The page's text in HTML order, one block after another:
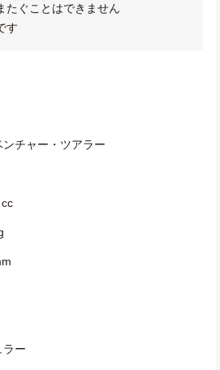
たぐことはできません
す
ンチャー・ツアラー
ラー